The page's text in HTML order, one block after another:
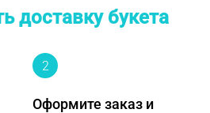
доставку букета
2
Оформите заказ и